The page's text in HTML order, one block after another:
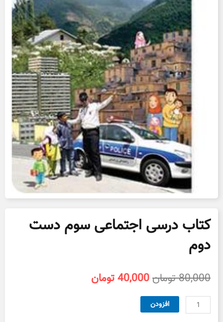
کتاب درسی اجتماعی سوم دست
دوم
80,000تومانقیمت
بود.
40,000تومان
کتاب
درسی
افزودن